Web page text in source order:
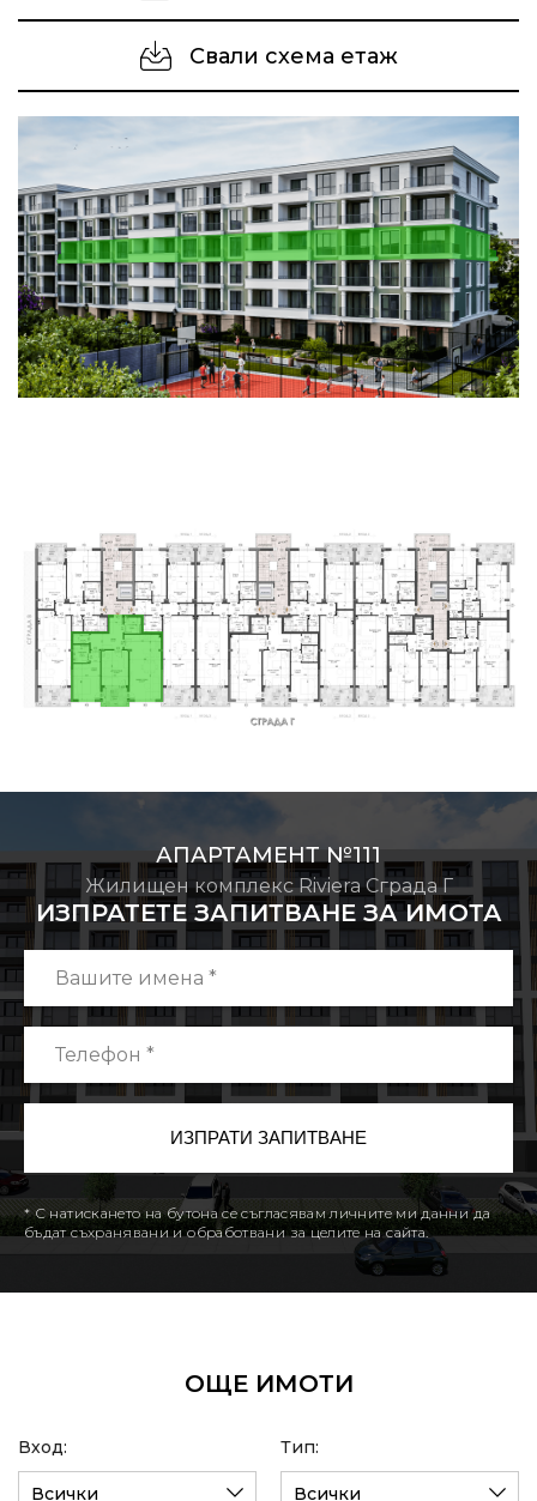
Свали схема етаж
АПАРТАМЕНТ №111
Жилищен комплекс Riviera Сграда Г
ИЗПРАТЕТЕ ЗАПИТВАНЕ ЗА ИМОТА
* С натискането на бутона се съгласявам личните ми данни да
бъдат съхранявани и обработвани за целите на сайта.
ОЩЕ ИМОТИ
Вход:
Всички
Тип:
Всички